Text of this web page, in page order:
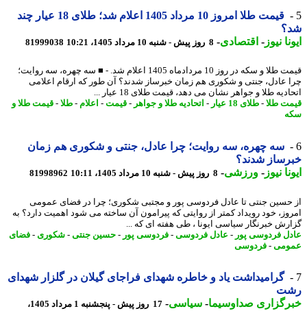
قیمت طلا امروز 10 مرداد 1405 اعلام شد؛ طلای 18 عیار چند
نیوز-اقتصادی-8 روز پیش - شنبه 10 مرداد 1405، 10:21 81999038
قیمت طلا و سکه در روز 10 مردادماه 1405 اعلام شد. - ■ سه چهره، سه روایت؛
عادل، جنتی و شکوری هم زمان خبرساز شدند؟ آن طور که ارقام اعلامی
طلا و جواهر نشان می دهد، قیمت طلای 18 عیار ...
طلا-طلای 18 عیار -اتحادیه طلا و جواهر- قیمت-اعلام -طلا-قیمت طلا و
سه چهره، سه روایت؛ چرا عادل، جنتی و شکوری هم زمان
شدند؟
نیوز-ورزشی-8 روز پیش - شنبه 10 مرداد 1405، 10:11 81998962
جنتی تا عادل فردوسی پور و مجتبی شکوری؛ چرا در فضای عمومی
خود رویداد کمتر از روایتی که پیرامون آن ساخته می شود اهمیت دارد؟ به
خبرنگار سیاسی ایونا ، طی هفته ای که ...
فردوسی پور -عادل فردوسی-فردوسی پور -حسین جنتی-شکوری- فضای
-فردوسی
گرامیداشت یاد و خاطره شهدای فراجای گیلان در گلزار شهدای
صداوسیما-سیاسی-
17 روز پیش - پنجشنبه 1 مرداد 1405،